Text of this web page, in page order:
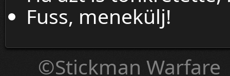
Fuss, menekülj!
©Stickman Warfare